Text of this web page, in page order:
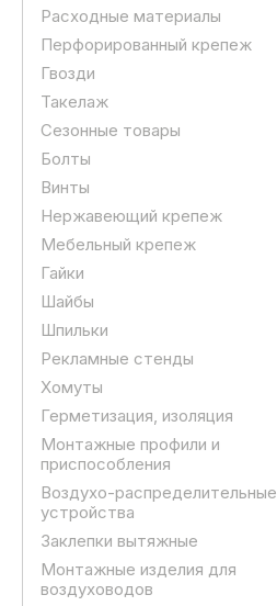
Расходные материалы
Перфорированный крепеж
Гвозди
Такелаж
Сезонные товары
Болты
Винты
Нержавеющий крепеж
Мебельный крепеж
Гайки
Шайбы
Шпильки
Рекламные стенды
Хомуты
Герметизация, изоляция
Монтажные профили и
приспособления
Воздухо-распределительные
устройства
Заклепки вытяжные
Монтажные изделия для
воздуховодов